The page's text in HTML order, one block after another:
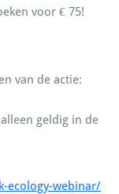
voor € 75!
van de actie:
geldig in de
ecology-webinar/